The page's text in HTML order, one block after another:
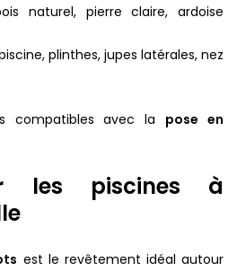
naturel, pierre claire, ardoise
plinthes, jupes latérales, nez
compatibles avec la pose en
les piscines à
est le revêtement idéal autour